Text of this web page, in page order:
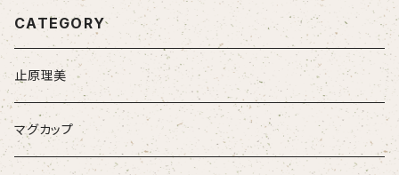
CATEGORY
止原理美
マグカップ